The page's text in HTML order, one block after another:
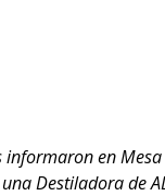
en
Destiladora de